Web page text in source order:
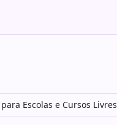
Escolas e Cursos Livres